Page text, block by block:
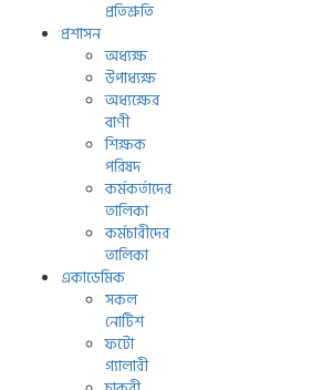
প্রতিশ্রুতি
প্রশাসন
অধ্যক্ষ
উপাধ্যক্ষ
অধ্যক্ষের
বাণী
শিক্ষক
পরিষদ
কর্মকর্তাদের
তালিকা
কর্মচারীদের
তালিকা
একাডেমিক
সকল
নোটিশ
ফটো
গ্যালারী